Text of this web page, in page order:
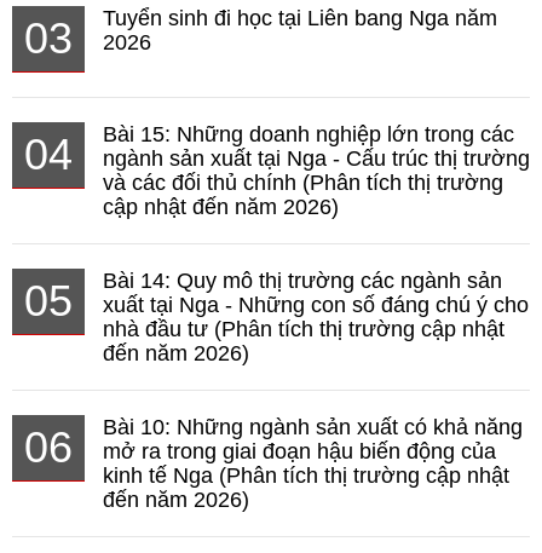
03
Tuyển sinh đi học tại Liên bang Nga năm
2026
04
Bài 15: Những doanh nghiệp lớn trong các
ngành sản xuất tại Nga - Cấu trúc thị trường
và các đối thủ chính (Phân tích thị trường
cập nhật đến năm 2026)
05
Bài 14: Quy mô thị trường các ngành sản
xuất tại Nga - Những con số đáng chú ý cho
nhà đầu tư (Phân tích thị trường cập nhật
đến năm 2026)
06
Bài 10: Những ngành sản xuất có khả năng
mở ra trong giai đoạn hậu biến động của
kinh tế Nga (Phân tích thị trường cập nhật
đến năm 2026)